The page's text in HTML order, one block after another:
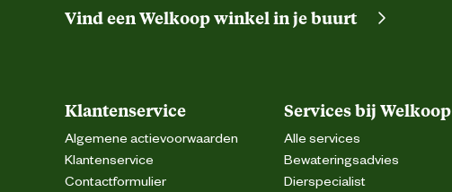
Verantwoordelijke marktdeelnemer mailadres
Vind een Welkoop winkel in je buurt
Klantenservice
Algemene actievoorwaarden
Klantenservice
Contactformulier
Services bij Welkoop
Alle services
Bewateringsadvies
Dierspecialist